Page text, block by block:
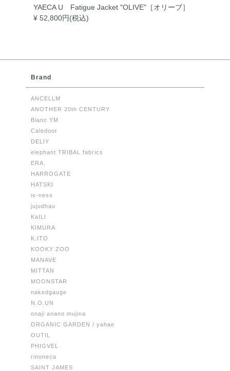
YAECA U Fatigue Jacket "OLIVE"［オリーブ］
¥ 52,800円(税込)
Brand
ANCELLM
ANOTHER 20th CENTURY
Blanc YM
Caledoor
DELIY
elephant TRIBAL fabrics
ERA.
HARROGATE
HATSKI
is-ness
jujudhau
KaILI
KIMURA
K.ITO
KOOKY ZOO
MANAVE
MITTAN
MOONSTAR
nakedgauge
N.O.UN
onaji anano mujina
ORGANIC GARDEN / yahae
OUTIL
PHIGVEL
rinoneca
SAINT JAMES